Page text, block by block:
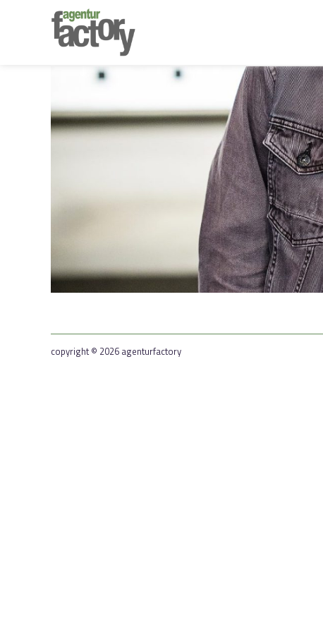
copyright © 2026 agenturfactory